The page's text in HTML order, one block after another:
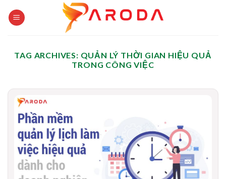
TAG ARCHIVES: QUẢN LÝ THỜI GIAN HIỆU QUẢ
TRONG CÔNG VIỆC